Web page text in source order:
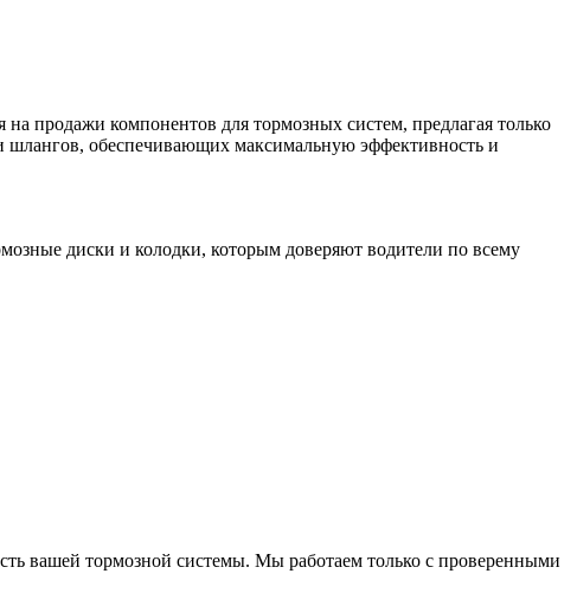
продажи компонентов для тормозных систем, предлагая только
обеспечивающих максимальную эффективность и
диски и колодки, которым доверяют водители по всему
вашей тормозной системы. Мы работаем только с проверенными